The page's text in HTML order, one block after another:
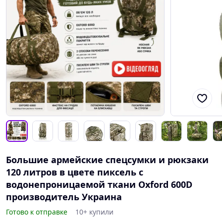
Большие армейские спецсумки и рюкзаки
120 литров в цвете пиксель с
водонепроницаемой ткани Oxford 600D
производитель Украина
Готово к отправке 10+ купили